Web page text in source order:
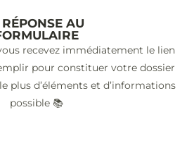
RÉPONSE AU
recevez immédiatement le lien
pour constituer votre dossier
plus d’éléments et d’informations
possible 📚